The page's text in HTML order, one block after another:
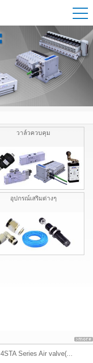
วาล์วควบคุม
อุปกรณ์เสริมต่างๆ
4STA Series Air valve(...